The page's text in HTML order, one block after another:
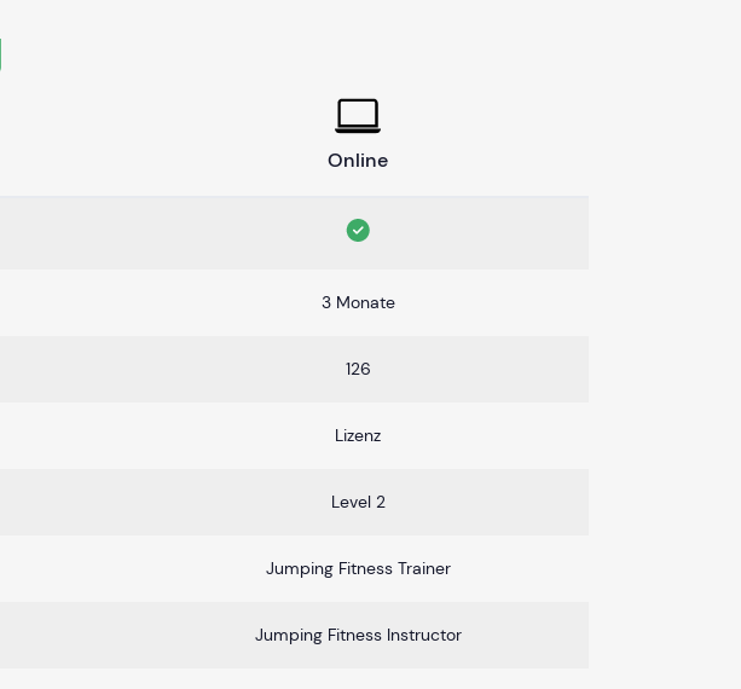
Online
3 Monate
126
Lizenz
Level 2
Jumping Fitness Trainer
Jumping Fitness Instructor